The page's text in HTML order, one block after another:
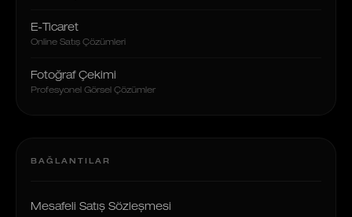
E-Ticaret
Online Satış Çözümleri
Fotoğraf Çekimi
Profesyonel Görsel Çözümler
BAĞLANTILAR
Mesafeli Satış Sözleşmesi